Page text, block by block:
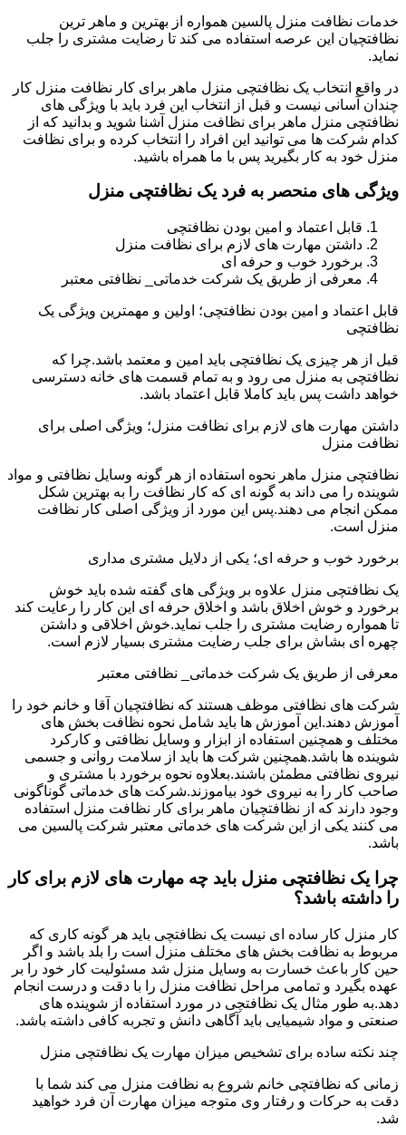
خدمات نظافت منزل پالسین همواره از بهترین و ماهر ترین
نظافتچیان این عرصه استفاده می کند تا رضایت مشتری را جلب
نماید.
در واقع انتخاب یک نظافتچی منزل ماهر برای کار نظافت منزل کار
چندان آسانی نیست و قبل از انتخاب این فرد باید با ویژگی های
نظافتچی منزل ماهر برای نظافت منزل آشنا شوید و بدانید که از
کدام شرکت ها می توانید این افراد را انتخاب کرده و برای نظافت
منزل خود به کار بگیرید پس با ما همراه باشید.
ویژگی های منحصر به فرد یک نظافتچی منزل
قابل اعتماد و امین بودن نظافتچی
داشتن مهارت های لازم برای نظافت منزل
برخورد خوب و حرفه ای
معرفی از طریق یک شرکت خدماتی_ نظافتی معتبر
قابل اعتماد و امین بودن نظافتچی؛ اولین و مهمترین ویژگی یک
نظافتچی
قبل از هر چیزی یک نظافتچی باید امین و معتمد باشد.چرا که
نظافتچی به منزل می رود و به تمام قسمت های خانه دسترسی
خواهد داشت پس باید کاملا قابل اعتماد باشد.
داشتن مهارت های لازم برای نظافت منزل؛ ویژگی اصلی برای
نظافت منزل
نظافتچی منزل ماهر نحوه استفاده از هر گونه وسایل نظافتی و مواد
شوینده را می داند به گونه ای که کار نظافت را به بهترین شکل
ممکن انجام می دهند.پس این مورد از ویژگی اصلی کار نظافت
منزل است.
برخورد خوب و حرفه ای؛ یکی از دلایل مشتری مداری
یک نظافتچی منزل علاوه بر ویژگی های گفته شده باید خوش
برخورد و خوش اخلاق باشد و اخلاق حرفه ای این کار را رعایت کند
تا همواره رضایت مشتری را جلب نماید.خوش اخلاقی و داشتن
چهره ای بشاش برای جلب رضایت مشتری بسیار لازم است.
معرفی از طریق یک شرکت خدماتی_ نظافتی معتبر
شرکت های نظافتی موظف هستند که نظافتچیان آقا و خانم خود را
آموزش دهند.این آموزش ها باید شامل نحوه نظافت بخش های
مختلف و همچنین استفاده از ابزار و وسایل نظافتی و کارکرد
شوینده ها باشد.همچنین شرکت ها باید از سلامت روانی و جسمی
نیروی نظافتی مطمئن باشند.بعلاوه نحوه برخورد با مشتری و
صاحب کار را به نیروی خود بیاموزند.شرکت های خدماتی گوناگونی
وجود دارند که از نظافتچیان ماهر برای کار نظافت منزل استفاده
می کنند یکی از این شرکت های خدماتی معتبر شرکت پالسین می
باشد.
چرا یک نظافتچی منزل باید چه مهارت های لازم برای کار
را داشته باشد؟
کار منزل کار ساده ای نیست یک نظافتچی باید هر گونه کاری که
مربوط به نظافت بخش های مختلف منزل است را بلد باشد و اگر
حین کار باعث خسارت به وسایل منزل شد مسئولیت کار خود را بر
عهده بگیرد و تمامی مراحل نظافت منزل را با دقت و درست انجام
دهد.به طور مثال یک نظافتچی در مورد استفاده از شوینده های
صنعتی و مواد شیمیایی باید آگاهی دانش و تجربه کافی داشته باشد.
چند نکته ساده برای تشخیص میزان مهارت یک نظافتچی منزل
زمانی که نظافتچی خانم شروع به نظافت منزل می کند شما با
دقت به حرکات و رفتار وی متوجه میزان مهارت آن فرد خواهید
شد.